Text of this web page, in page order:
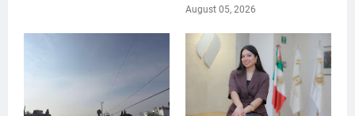
August 05, 2026